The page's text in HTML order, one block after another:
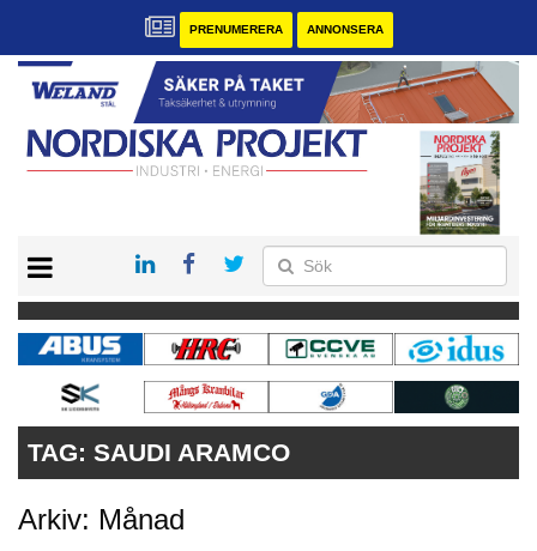
PRENUMERERA ANNONSERA
KONTAKT
VÅRA ANDRA MAGASIN
PRENUMERERA
ANNONSERA
TAG: SAUDI ARAMCO
Arkiv: Månad